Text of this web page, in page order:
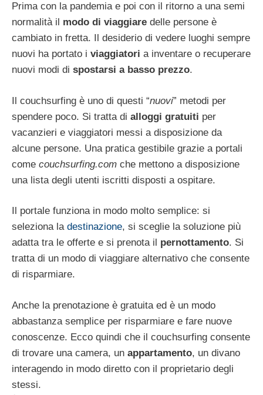
Prima con la pandemia e poi con il ritorno a una semi
normalità il modo di viaggiare delle persone è
cambiato in fretta. Il desiderio di vedere luoghi sempre
nuovi ha portato i viaggiatori a inventare o recuperare
nuovi modi di spostarsi a basso prezzo.
Il couchsurfing è uno di questi “nuovi” metodi per
spendere poco. Si tratta di alloggi gratuiti per
vacanzieri e viaggiatori messi a disposizione da
alcune persone. Una pratica gestibile grazie a portali
come couchsurfing.com che mettono a disposizione
una lista degli utenti iscritti disposti a ospitare.
Il portale funziona in modo molto semplice: si
seleziona la destinazione, si sceglie la soluzione più
adatta tra le offerte e si prenota il pernottamento. Si
tratta di un modo di viaggiare alternativo che consente
di risparmiare.
Anche la prenotazione è gratuita ed è un modo
abbastanza semplice per risparmiare e fare nuove
conoscenze. Ecco quindi che il couchsurfing consente
di trovare una camera, un appartamento, un divano
interagendo in modo diretto con il proprietario degli
stessi.